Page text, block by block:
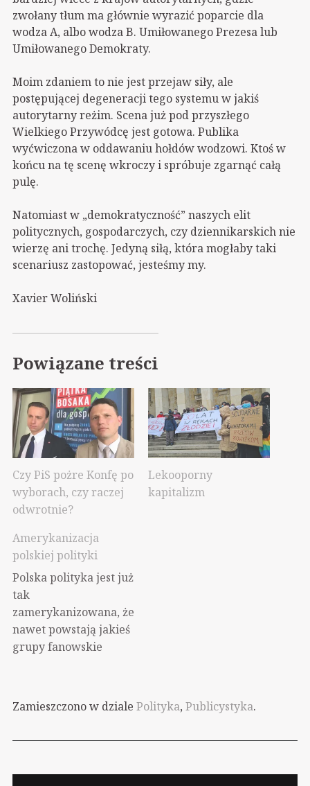
zwołany tłum ma głównie wyrazić poparcie dla
wodza A, albo wodza B. Umiłowanego Prezesa lub
Umiłowanego Demokraty.
Moim zdaniem to nie jest przejaw siły, ale
postępującej degeneracji tego systemu w jakiś
autorytarny reżim. Scena już pod przyszłego
Wielkiego Przywódcę jest gotowa. Publika
wyćwiczona w oddawaniu hołdów wodzowi. Ktoś w
końcu na tę scenę wkroczy i spróbuje zgarnąć całą
pulę.
Natomiast w „demokratyczność” naszych elit
politycznych, gospodarczych, czy dziennikarskich nie
wierzę ani trochę. Jedyną siłą, która mogłaby taki
scenariusz zastopować, jesteśmy my.
Xavier Woliński
Powiązane treści
Czy PiS pożre Konfę po
wyborach, czy raczej
odwrotnie?
Lekooporny
kapitalizm
Amerykanizacja
polskiej polityki
Polska polityka jest już
tak
zamerykanizowana, że
nawet powstają jakieś
grupy fanowskie
prawyborach
prezydenckich w USA.
Zamieszczono w dziale Polityka, Publicystyka.